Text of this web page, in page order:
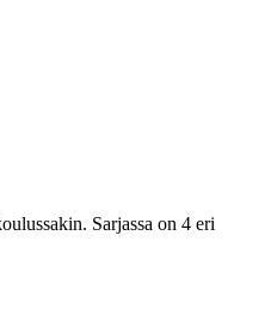
Sarjassa on 4 eri